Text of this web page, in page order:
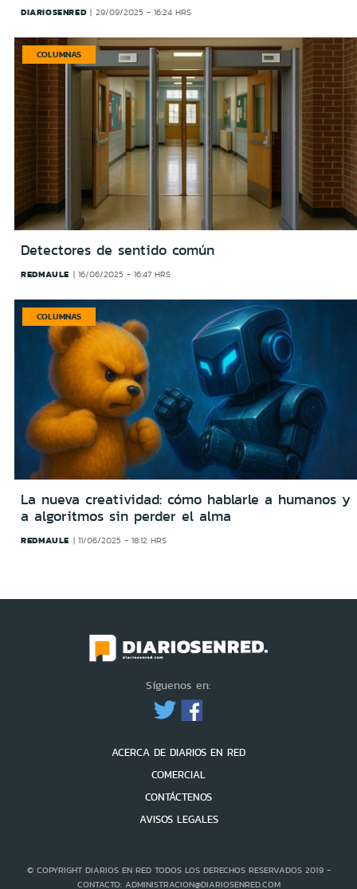
DIARIOSENRED 29/09/2025 - 16:24 HRS
COLUMNAS
Detectores de sentido común
REDMAULE 16/06/2025 - 16:47 HRS
COLUMNAS
La nueva creatividad: cómo hablarle a humanos y
a algoritmos sin perder el alma
REDMAULE 11/06/2025 - 18:12 HRS
Síguenos en:
ACERCA DE DIARIOS EN RED
COMERCIAL
CONTÁCTENOS
AVISOS LEGALES
© COPYRIGHT DIARIOS EN RED TODOS LOS DERECHOS RESERVADOS 2019 -
CONTACTO: ADMINISTRACION@DIARIOSENRED.COM